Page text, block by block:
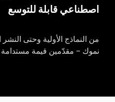
اصطناعي قابلة للتوسع
من النماذج الأولية وحتى
نموك – مقدّمين قيمة